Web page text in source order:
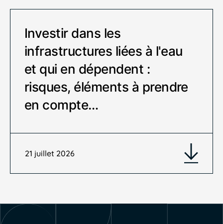
Investir dans les
infrastructures liées à l'eau
et qui en dépendent :
risques, éléments à prendre
en compte…
21 juillet 2026